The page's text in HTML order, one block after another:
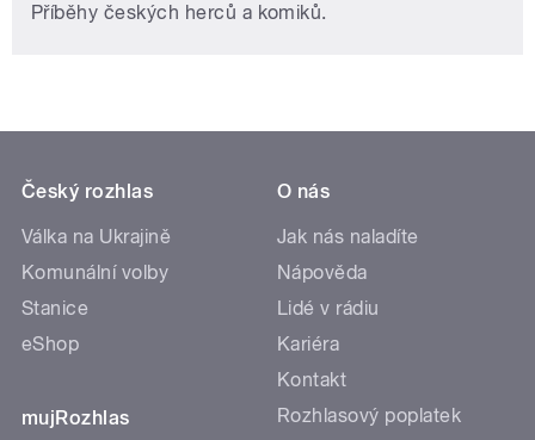
Příběhy českých herců a komiků.
Český rozhlas
Válka na Ukrajině
Komunální volby
Stanice
eShop
mujRozhlas
O nás
Jak nás naladíte
Nápověda
Lidé v rádiu
Kariéra
Kontakt
Rozhlasový poplatek